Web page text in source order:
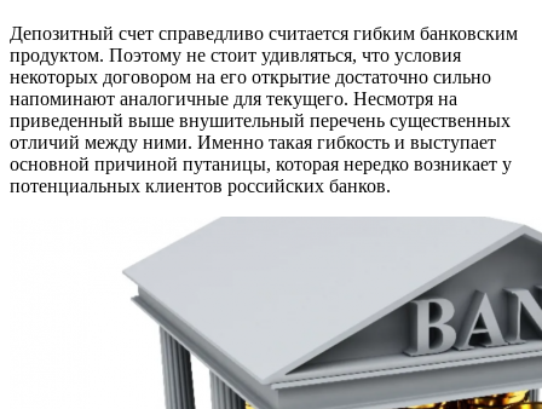
Депозитный счет справедливо считается гибким банковским
продуктом. Поэтому не стоит удивляться, что условия
некоторых договором на его открытие достаточно сильно
напоминают аналогичные для текущего. Несмотря на
приведенный выше внушительный перечень существенных
отличий между ними. Именно такая гибкость и выступает
основной причиной путаницы, которая нередко возникает у
потенциальных клиентов российских банков.